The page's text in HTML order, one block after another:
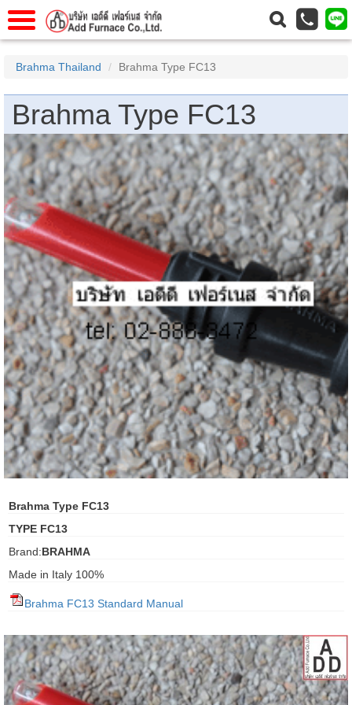
Service
รา Contact Us
anello
schroder
Brahma Thailand Brahma Type FC13
Brahma Type FC13
Brahma Type FC13
TYPE FC13
Brand:BRAHMA
Made in Italy 100%
Brahma FC13 Standard Manual